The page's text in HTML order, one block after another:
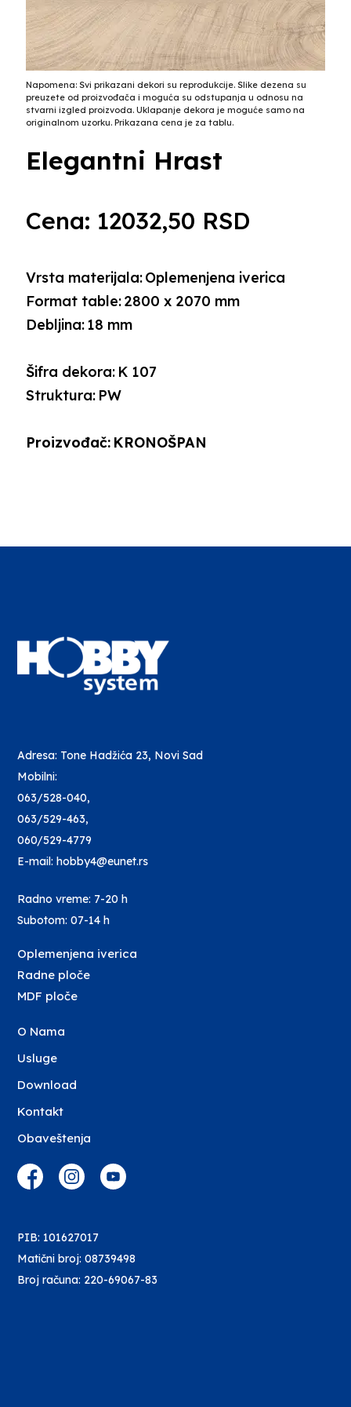
Napomena: Svi prikazani dekori su reprodukcije. Slike dezena su
preuzete od proizvođača i moguća su odstupanja u odnosu na
stvarni izgled proizvoda. Uklapanje dekora je moguće samo na
originalnom uzorku. Prikazana cena je za tablu.
Elegantni Hrast
Cena: 12032,50 RSD
Debljina:18 mm
Format table:2800 x 2070 mm
Šifra dekora: K 107
Struktura: PW
Vrsta materijala:Oplemenjena iverica
Proizvođač: KRONOŠPAN
Adresa: Tone Hadžića 23, Novi Sad
Mobilni:
063/528-040,
063/529-463,
060/529-4779
E-mail: hobby4@eunet.rs
Radno vreme: 7-20 h
Subotom: 07-14 h
Oplemenjena iverica
Radne ploče
MDF ploče
O Nama
Usluge
Download
Kontakt
Obaveštenja
PIB: 101627017
Matični broj: 08739498
Broj računa: 220-69067-83